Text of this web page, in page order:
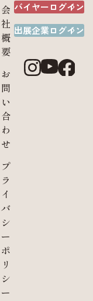
会
社
概
要
お
問
い
合
わ
せ
プ
ラ
イ
バ
シ
ー
ポ
リ
シ
ー
バイヤーログイン
出展企業ログイン